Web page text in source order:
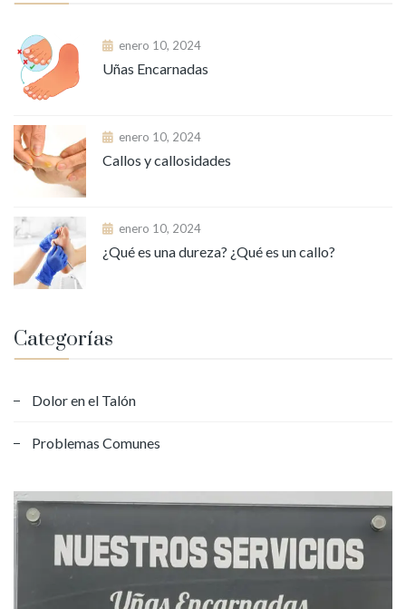
enero 10, 2024
Uñas Encarnadas
enero 10, 2024
Callos y callosidades
enero 10, 2024
¿Qué es una dureza? ¿Qué es un callo?
Categorías
Dolor en el Talón
Problemas Comunes